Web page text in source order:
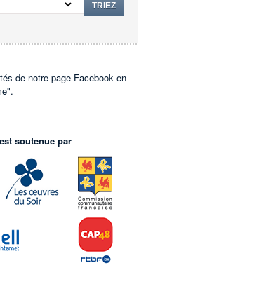
TRIEZ
de notre page Facebook en
soutenue par